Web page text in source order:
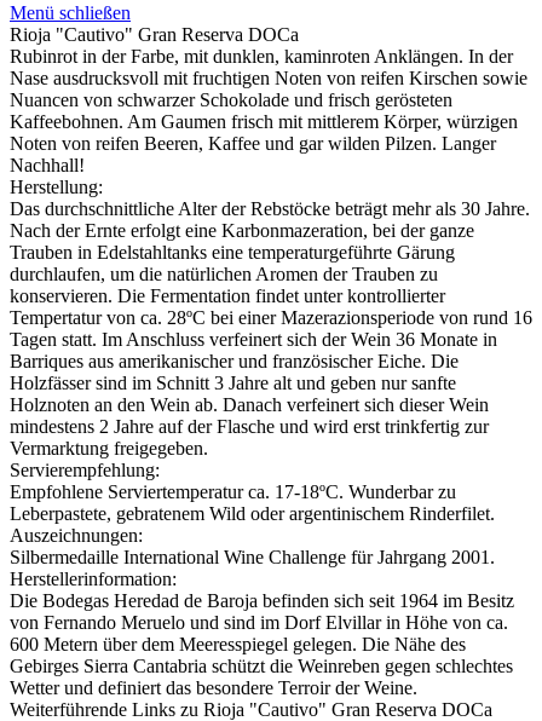
Menü schließen
Rioja "Cautivo" Gran Reserva DOCa
Rubinrot in der Farbe, mit dunklen, kaminroten Anklängen. In der
Nase ausdrucksvoll mit fruchtigen Noten von reifen Kirschen sowie
Nuancen von schwarzer Schokolade und frisch gerösteten
Kaffeebohnen. Am Gaumen frisch mit mittlerem Körper, würzigen
Noten von reifen Beeren, Kaffee und gar wilden Pilzen. Langer
Nachhall!
Herstellung:
Das durchschnittliche Alter der Rebstöcke beträgt mehr als 30 Jahre.
Nach der Ernte erfolgt eine Karbonmazeration, bei der ganze
Trauben in Edelstahltanks eine temperaturgeführte Gärung
durchlaufen, um die natürlichen Aromen der Trauben zu
konservieren. Die Fermentation findet unter kontrollierter
Tempertatur von ca. 28ºC bei einer Mazerazionsperiode von rund 16
Tagen statt. Im Anschluss verfeinert sich der Wein 36 Monate in
Barriques aus amerikanischer und französischer Eiche. Die
Holzfässer sind im Schnitt 3 Jahre alt und geben nur sanfte
Holznoten an den Wein ab. Danach verfeinert sich dieser Wein
mindestens 2 Jahre auf der Flasche und wird erst trinkfertig zur
Vermarktung freigegeben.
Servierempfehlung:
Empfohlene Serviertemperatur ca. 17-18ºC. Wunderbar zu
Leberpastete, gebratenem Wild oder argentinischem Rinderfilet.
Auszeichnungen:
Silbermedaille International Wine Challenge für Jahrgang 2001.
Herstellerinformation:
Die Bodegas Heredad de Baroja befinden sich seit 1964 im Besitz
von Fernando Meruelo und sind im Dorf Elvillar in Höhe von ca.
600 Metern über dem Meeresspiegel gelegen. Die Nähe des
Gebirges Sierra Cantabria schützt die Weinreben gegen schlechtes
Wetter und definiert das besondere Terroir der Weine.
Weiterführende Links zu Rioja "Cautivo" Gran Reserva DOCa